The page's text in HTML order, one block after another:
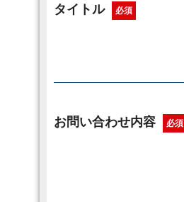
タイトル 必須
お問い合わせ内容 必須